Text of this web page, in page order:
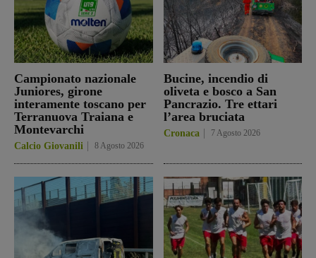
Campionato nazionale
Juniores, girone
interamente toscano per
Terranuova Traiana e
Montevarchi
Calcio Giovanili 8 Agosto 2026
Bucine, incendio di
oliveta e bosco a San
Pancrazio. Tre ettari
l’area bruciata
Cronaca 7 Agosto 2026